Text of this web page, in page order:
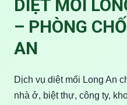
DIỆT MỐI
– PHÒNG
AN
Dịch vụ diệt mối Long An
nhà ở, biệt thự, công ty,